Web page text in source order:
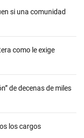
si una comunidad
como le exige
de decenas de miles
los cargos